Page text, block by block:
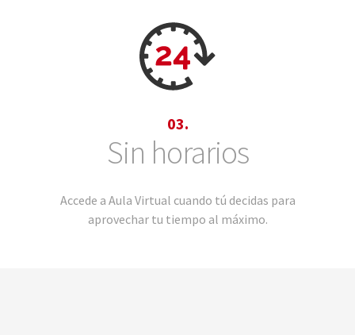
03.
Sin horarios
Accede a Aula Virtual cuando tú decidas para
aprovechar tu tiempo al máximo.